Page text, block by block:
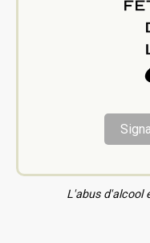
L'abus d'alcool